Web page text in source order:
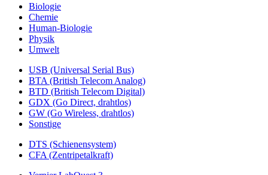
Biologie
Chemie
Human-Biologie
Physik
Umwelt
USB (Universal Serial Bus)
BTA (British Telecom Analog)
BTD (British Telecom Digital)
GDX (Go Direct, drahtlos)
GW (Go Wireless, drahtlos)
Sonstige
DTS (Schienensystem)
CFA (Zentripetalkraft)